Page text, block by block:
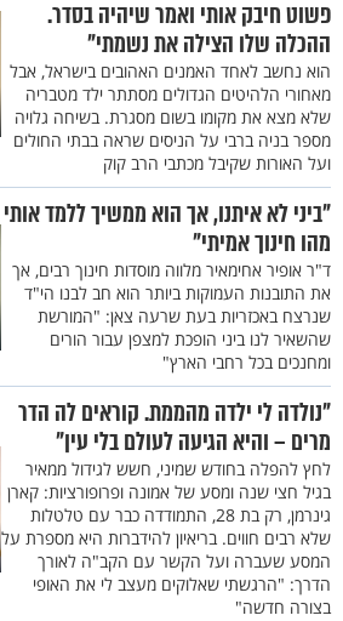
פשוט חיבק אותי ואמר שיהיה בסדר.
ההכלה שלו הצילה את נשמתי"
הוא נחשב לאחד האמנים האהובים בישראל, אבל
מאחורי הלהיטים הגדולים מסתתר ילד מטבריה
שלא מצא את מקומו בשום מסגרת. בשיחה גלויה
מספר בניה ברבי על הניסים שראה בבתי החולים
ועל האורות שקיבל מכתבי הרב קוק
"ביני לא איתנו, אך הוא ממשיך ללמד אותי
מהו חינוך אמיתי"
ד"ר אופיר אחימאיר מלווה מוסדות חינוך רבים, אך
את התובנות העמוקות ביותר הוא חב לבנו הי"ד
שנרצח באכזריות בעת שרעה צאן: "המורשת
שהשאיר לנו ביני הופכת למצפן עבור הורים
ומחנכים בכל רחבי הארץ"
"נולדה לי ילדה מהממת. קוראים לה הדר
מרים – והיא הגיעה לעולם בלי עין"
לחץ להפלה בחודש שמיני, חשש לגידול ממאיר
בגיל חצי שנה ומסע של אמונה ופרופורציות: קארן
גינרמן, רק בת 28, התמודדה כבר עם טלטלות
שלא רבים חווים. בריאיון להידברות היא מספרת על
המסע שעברה ועל הקשר עם הקב"ה לאורך
הדרך: "הרגשתי שאלוקים מעצב לי את האופי
בצורה חדשה"